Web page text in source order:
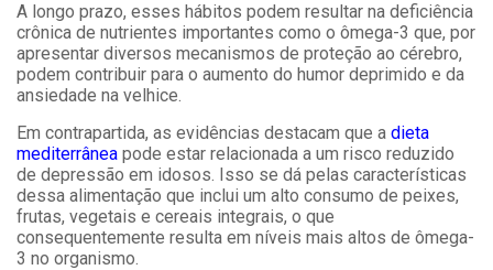
A longo prazo, esses hábitos podem resultar na deficiência
crônica de nutrientes importantes como o ômega-3 que, por
apresentar diversos mecanismos de proteção ao cérebro,
podem contribuir para o aumento do humor deprimido e da
ansiedade na velhice.
Em contrapartida, as evidências destacam que a dieta
mediterrânea pode estar relacionada a um risco reduzido
de depressão em idosos. Isso se dá pelas características
dessa alimentação que inclui um alto consumo de peixes,
frutas, vegetais e cereais integrais, o que
consequentemente resulta em níveis mais altos de ômega-
3 no organismo.